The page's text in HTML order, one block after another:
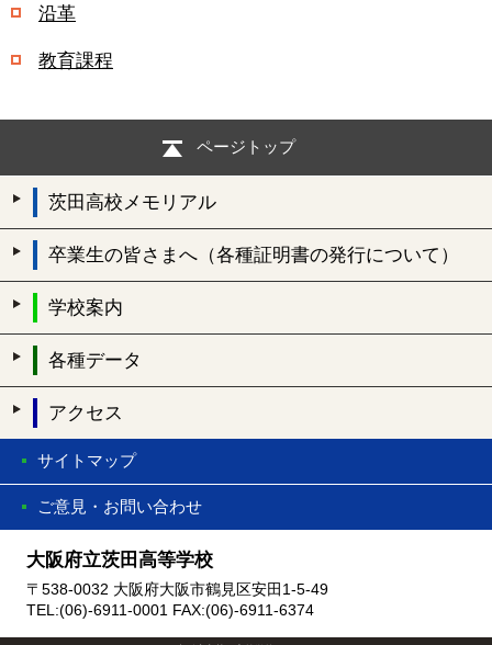
沿革
教育課程
ページトップ
茨田高校メモリアル
卒業生の皆さまへ（各種証明書の発行について）
学校案内
各種データ
アクセス
サイトマップ
ご意見・お問い合わせ
大阪府立茨田高等学校
〒538-0032 大阪府大阪市鶴見区安田1-5-49
TEL:(06)-6911-0001 FAX:(06)-6911-6374